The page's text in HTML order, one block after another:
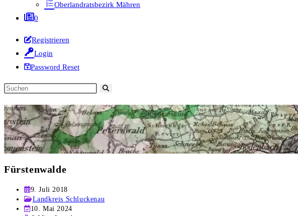
Oberlandratsbezirk Mähren
0
Registrieren
Login
Password Reset
Diese
durchsuchen
Fürstenwalde
Beitrag
veröffentlicht:
9. Juli 2018
Beitrags-
Kategorie:
Landkreis Schluckenau
Beitrag
10. Mai 2024